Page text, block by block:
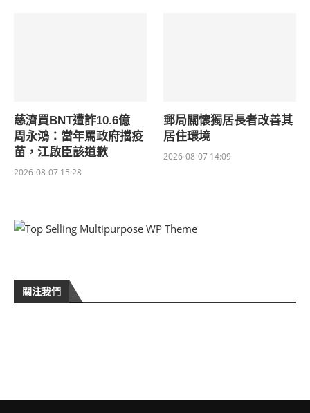
慈濟買BNT遭詐10.6億
周永鴻：當年罵政府擋疫
苗，江啟臣該道歉
2026-08-07 15:28
郵局關懷獨居長者改善其
居住環境
2026-08-07 14:09
關注我們